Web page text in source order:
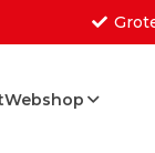
Webshop